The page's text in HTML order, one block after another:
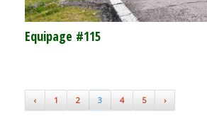
Equipage #115
‹ 1 2 3 4 5 ›